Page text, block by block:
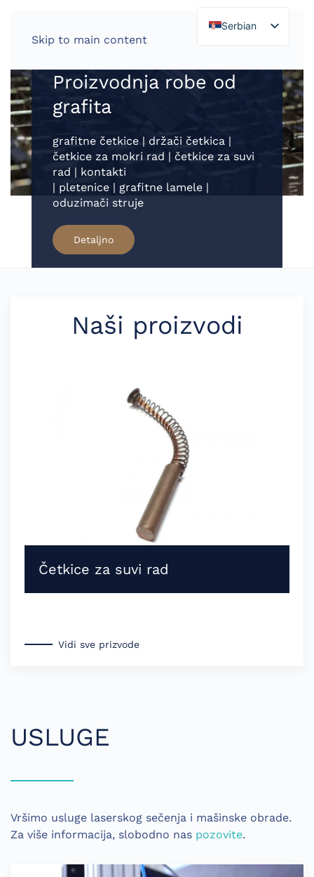
Skip to main content
Serbian
Proizvodnja robe od
grafita
grafitne četkice | držači četkica |
četkice za mokri rad | četkice za suvi
rad | kontakti
| pletenice | grafitne lamele |
oduzimači struje
Detaljno
Naši proizvodi
Četkice za suvi rad
Vidi sve prizvode
USLUGE
Vršimo usluge laserskog sečenja i mašinske obrade.
Za više informacija, slobodno nas pozovite.